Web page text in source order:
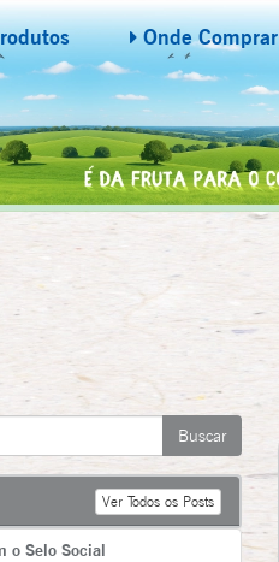
Onde Comprar
Ver Todos os Posts
o Selo Social